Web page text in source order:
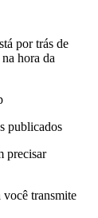
por trás de
hora da
publicados
precisar
transmite